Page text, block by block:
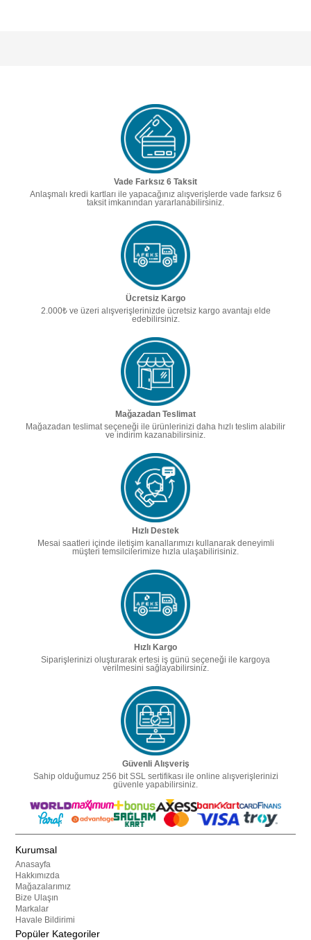
Vade Farksız 6 Taksit
Anlaşmalı kredi kartları ile yapacağınız alışverişlerde vade farksız 6
taksit imkanından yararlanabilirsiniz.
Ücretsiz Kargo
2.000₺ ve üzeri alışverişlerinizde ücretsiz kargo avantajı elde
edebilirsiniz.
Mağazadan Teslimat
Mağazadan teslimat seçeneği ile ürünlerinizi daha hızlı teslim alabilir
ve indirim kazanabilirsiniz.
Hızlı Destek
Mesai saatleri içinde iletişim kanallarımızı kullanarak deneyimli
müşteri temsilcilerimize hızla ulaşabilirisiniz.
Hızlı Kargo
Siparişlerinizi oluşturarak ertesi iş günü seçeneği ile kargoya
verilmesini sağlayabilirsiniz.
Güvenli Alışveriş
Sahip olduğumuz 256 bit SSL sertifikası ile online alışverişlerinizi
güvenle yapabilirsiniz.
Kurumsal
Anasayfa
Hakkımızda
Mağazalarımız
Bize Ulaşın
Markalar
Havale Bildirimi
Popüler Kategoriler